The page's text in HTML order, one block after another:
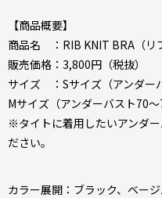
【商品概要】
商品名 ：RIB KNIT BRA（リ
販売価格：3,800円（税抜）
サイズ ：Sサイズ（アンダー
Mサイズ（アンダーバスト70〜
※タイトに着用したいアンダ
ださい。
カラー展開：ブラック、ベー